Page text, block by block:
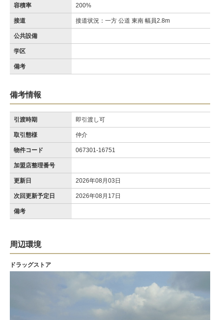
容積率 200%
接道 接道状況：一方 公道 東南 幅員2.8m
公共設備
学区
備考
備考情報
引渡時期 即引渡し可
取引態様 仲介
物件コード 067301-16751
加盟店整理番号
更新日 2026年08月03日
次回更新予定日 2026年08月17日
備考
周辺環境
ドラッグストア